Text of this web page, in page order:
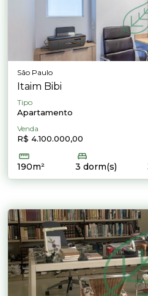
São Paulo
Itaim Bibi
Tipo
Apartamento
Venda
R$ 4.100.000,00
190m² 3 dorm(s)